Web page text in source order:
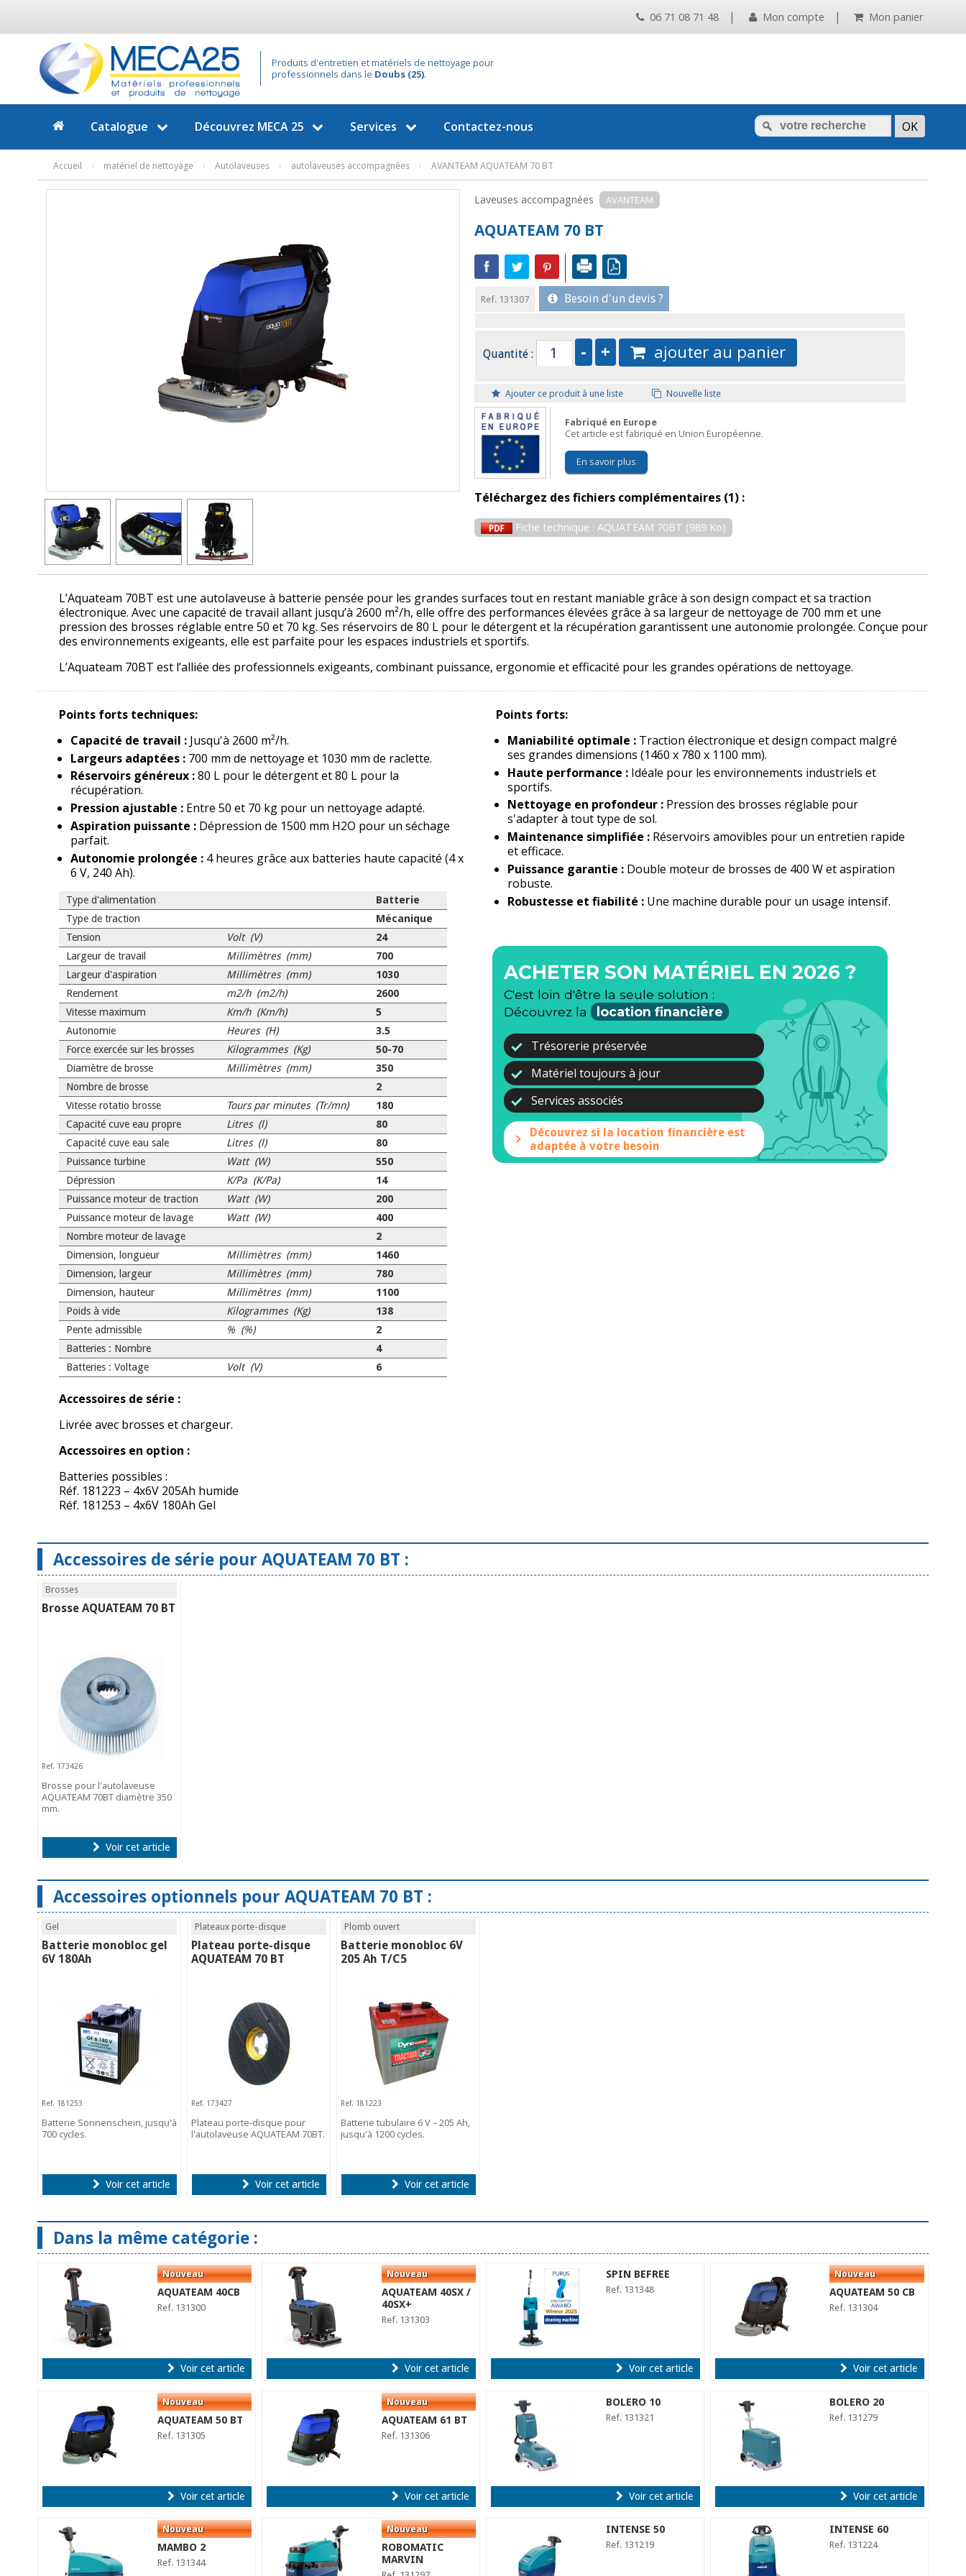
06 71 08 71 48 | Mon compte | Mon panier
Produits d'entretien et matériels de nettoyage pour
professionnels dans le Doubs (25).
Catalogue Découvrez MECA 25 Services Contactez-nous
Accueil › matériel de nettoyage › Autolaveuses › autolaveuses accompagnées › AVANTEAM AQUATEAM 70 BT
Laveuses accompagnées AVANTEAM
AQUATEAM 70 BT
Ref. 131307 Besoin d'un devis ?
Quantité : ajouter au panier
Ajouter ce produit à une liste Nouvelle liste
Fabriqué en Europe
Cet article est fabriqué en Union Européenne.
En savoir plus
Téléchargez des fichiers complémentaires (1) :
Fiche technique : AQUATEAM 70BT (989 Ko)
L’Aquateam 70BT est une autolaveuse à batterie pensée pour les grandes surfaces tout en restant maniable grâce à son design compact et sa traction
électronique. Avec une capacité de travail allant jusqu’à 2600 m²/h, elle offre des performances élevées grâce à sa largeur de nettoyage de 700 mm et une
pression des brosses réglable entre 50 et 70 kg. Ses réservoirs de 80 L pour le détergent et la récupération garantissent une autonomie prolongée. Conçue pour
des environnements exigeants, elle est parfaite pour les espaces industriels et sportifs.
L’Aquateam 70BT est l’alliée des professionnels exigeants, combinant puissance, ergonomie et efficacité pour les grandes opérations de nettoyage.
Points forts techniques:
Capacité de travail : Jusqu'à 2600 m²/h.
Largeurs adaptées : 700 mm de nettoyage et 1030 mm de raclette.
Réservoirs généreux :80 L pour le détergent et 80 L pour la
récupération.
Pression ajustable : Entre 50 et 70 kg pour un nettoyage adapté.
Aspiration puissante : Dépression de 1500 mm H2O pour un séchage
parfait.
Autonomie prolongée : 4 heures grâce aux batteries haute capacité (4 x
6 V, 240 Ah).
Type d'alimentation
Batterie
Type de traction
Mécanique
Tension
Volt (V)
24
Largeur de travail
Millimètres (mm)
700
Largeur d'aspiration
Millimètres (mm)
1030
Rendement
m2/h (m2/h)
2600
Vitesse maximum
Km/h (Km/h)
5
Autonomie
Heures (H)
3.5
Force exercée sur les brosses
Kilogrammes (Kg)
50-70
Diamètre de brosse
Millimètres (mm)
350
Nombre de brosse
2
Vitesse rotatio brosse
Tours par minutes (Tr/mn)
180
Capacité cuve eau propre
Litres (l)
80
Capacité cuve eau sale
Litres (l)
80
Puissance turbine
Watt (W)
550
Dépression
K/Pa (K/Pa)
14
Puissance moteur de traction
Watt (W)
200
Puissance moteur de lavage
Watt (W)
400
Nombre moteur de lavage
2
Dimension, longueur
Millimètres (mm)
1460
Dimension, largeur
Millimètres (mm)
780
Dimension, hauteur
Millimètres (mm)
1100
Poids à vide
Kilogrammes (Kg)
138
Pente admissible
% (%)
2
Batteries : Nombre
4
Batteries : Voltage
Volt (V) 6
Accessoires de série :
Livrée avec brosses et chargeur.
Accessoires en option :
Batteries possibles :
Réf. 181223 – 4x6V 205Ah humide
Réf. 181253 – 4x6V 180Ah Gel
Points forts:
Maniabilité optimale :Traction électronique et design compact malgré
ses grandes dimensions (1460 x 780 x 1100 mm).
Haute performance :Idéale pour les environnements industriels et
sportifs.
Nettoyage en profondeur :Pression des brosses réglable pour
s'adapter à tout type de sol.
Maintenance simplifiée :Réservoirs amovibles pour un entretien rapide
et efficace.
Puissance garantie :Double moteur de brosses de 400 W et aspiration
robuste.
Robustesse et fiabilité :Une machine durable pour un usage intensif.
ACHETER SON MATÉRIEL EN 2026 ?
C'est loin d'être la seule solution :
Découvrez la
location financière
Trésorerie préservée
Matériel toujours à jour
Services associés
Découvrez si la location financière est
adaptée à votre besoin
Accessoires de série pour AQUATEAM 70 BT :
Brosses
Brosse AQUATEAM 70 BT
Ref. 173426
Brosse pour l'autolaveuse
AQUATEAM 70BT diamètre 350
mm.
Voir cet article
Accessoires optionnels pour AQUATEAM 70 BT :
Gel
Batterie monobloc gel
6V 180Ah
Ref. 181253
Batterie Sonnenschein, jusqu'à
700 cycles.
Voir cet article
Plateaux porte-disque
Plateau porte-disque
AQUATEAM 70 BT
Ref. 173427
Plateau porte-disque pour
l'autolaveuse AQUATEAM 70BT.
Voir cet article
Plomb ouvert
Batterie monobloc 6V
205 Ah T/C5
Ref. 181223
Batterie tubulaire 6 V – 205 Ah,
jusqu'à 1200 cycles.
Voir cet article
Dans la même catégorie :
AQUATEAM 40CB
Ref. 131300
Voir cet article
AQUATEAM 40SX /
40SX+
Ref. 131303
Voir cet article
SPIN BEFREE
Ref. 131348
Voir cet article
AQUATEAM 50 CB
Ref. 131304
Voir cet article
AQUATEAM 50 BT
Ref. 131305
Voir cet article
AQUATEAM 61 BT
Ref. 131306
Voir cet article
BOLERO 10
Ref. 131321
Voir cet article
BOLERO 20
Ref. 131279
Voir cet article
MAMBO 2
Ref. 131344
ROBOMATIC
MARVIN
INTENSE 50
Ref. 131219
INTENSE 60
Ref. 131224